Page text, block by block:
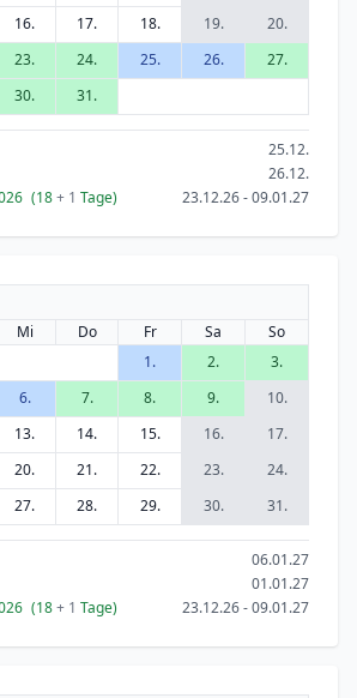
16. 17. 18. 19.
20.
23. 24. 25. 26.
27.
30. 31.
25.12.
26.12.
(18+ 1 Tage) 23.12.26 - 09.01.27
Mi Do Fr Sa
So
1.
2.
3.
6. 7. 8. 9.
10.
13. 14. 15. 16.
17.
20. 21. 22. 23.
24.
27. 28. 29. 30. 31.
06.01.27
01.01.27
(18+ 1 Tage) 23.12.26 - 09.01.27